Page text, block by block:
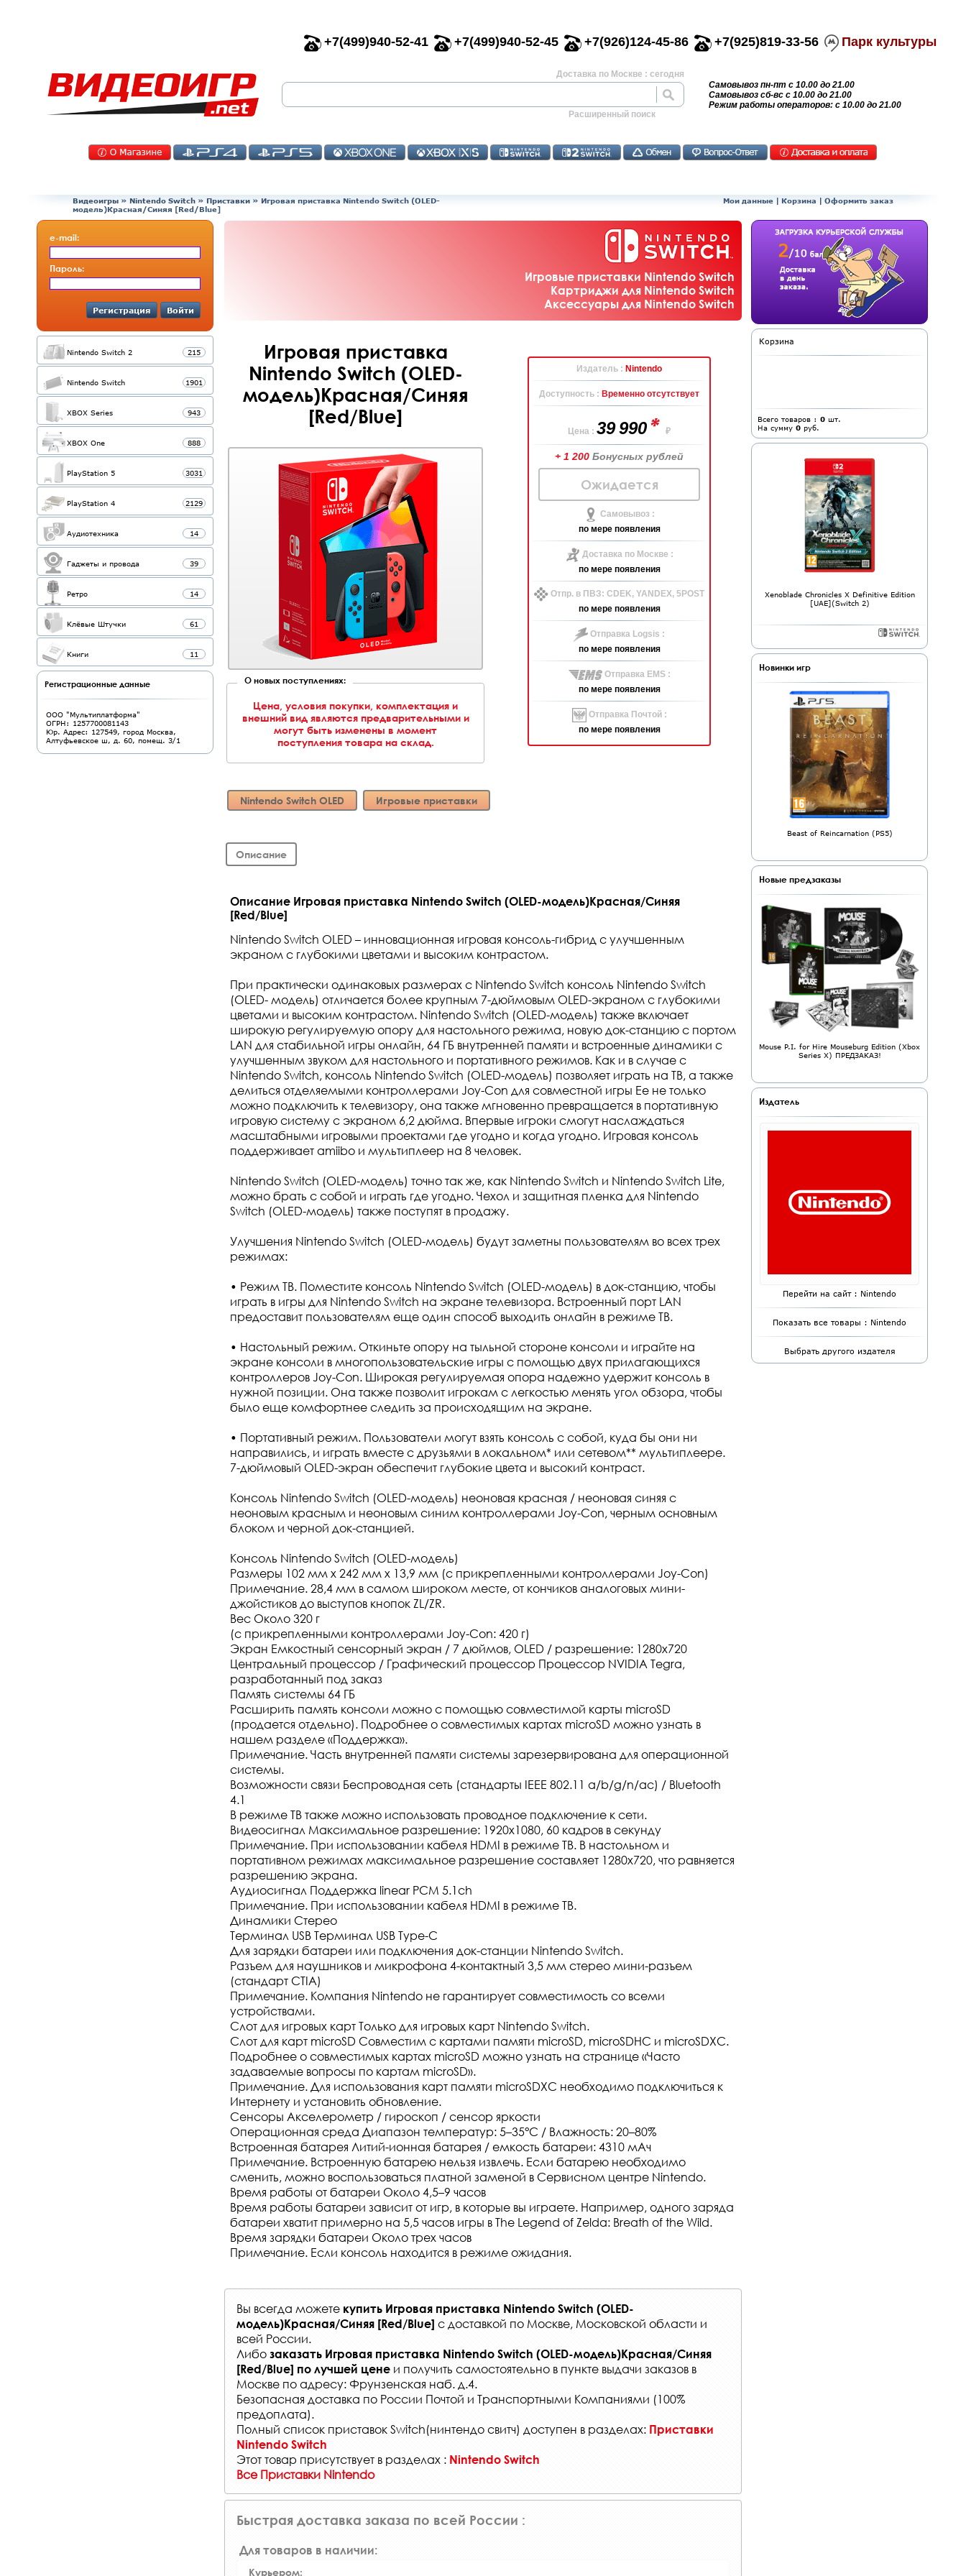
+7(499)940-52-41 +7(499)940-52-45 +7(926)124-45-86 +7(925)819-33-56 Парк культуры
Доставка по Москве : сегодня
Расширенный поиск
Самовывоз пн-пт с 10.00 до 21.00
Самовывоз сб-вс с 10.00 до 21.00
Режим работы операторов: с 10.00 до 21.00
Видеоигры » Nintendo Switch » Приставки » Игровая приставка Nintendo Switch (OLED-
модель)Красная/Синяя [Red/Blue]
Мои данные | Корзина | Оформить заказ
e-mail:
Пароль:
Регистрация Войти
Nintendo Switch 2 215
Nintendo Switch 1901
XBOX Series 943
XBOX One 888
PlayStation 5 3031
PlayStation 4 2129
Аудиотехника 14
Гаджеты и провода 39
Ретро 14
Клёвые Штучки 61
Книги 11
Регистрационные данные
ООО "Мультиплатформа"
ОГРН: 1257700081143
Юр. Адрес: 127549, город Москва,
Алтуфьевское ш, д. 60, помещ. 3/1
Игровые приставки Nintendo Switch
Картриджи для Nintendo Switch
Аксессуары для Nintendo Switch
Игровая приставка
Nintendo Switch (OLED-
модель)Красная/Синяя
[Red/Blue]
О новых поступлениях:
Цена, условия покупки, комплектация и
внешний вид являются предварительными и
могут быть изменены в момент
поступления товара на склад.
Издатель : Nintendo
Доступность : Временно отсутствует
Цена : 39 990* ₽
+ 1 200 Бонусных рублей
Ожидается
Самовывоз :
по мере появления
Доставка по Москве :
по мере появления
Отпр. в ПВЗ: CDEK, YANDEX, 5POST
по мере появления
Отправка Logsis :
по мере появления
Отправка EMS :
по мере появления
Отправка Почтой :
по мере появления
Nintendo Switch OLED Игровые приставки
Описание
Описание Игровая приставка Nintendo Switch (OLED-модель)Красная/Синяя
[Red/Blue]
Nintendo Switch OLED – инновационная игровая консоль-гибрид с улучшенным
экраном с глубокими цветами и высоким контрастом.
При практически одинаковых размерах с Nintendo Switch консоль Nintendo Switch
(OLED- модель) отличается более крупным 7-дюймовым OLED-экраном с глубокими
цветами и высоким контрастом. Nintendo Switch (OLED-модель) также включает
широкую регулируемую опору для настольного режима, новую док-станцию с портом
LAN для стабильной игры онлайн, 64 ГБ внутренней памяти и встроенные динамики с
улучшенным звуком для настольного и портативного режимов. Как и в случае с
Nintendo Switch, консоль Nintendo Switch (OLED-модель) позволяет играть на ТВ, а также
делиться отделяемыми контроллерами Joy-Con для совместной игры Ее не только
можно подключить к телевизору, она также мгновенно превращается в портативную
игровую систему с экраном 6,2 дюйма. Впервые игроки смогут наслаждаться
масштабными игровыми проектами где угодно и когда угодно. Игровая консоль
поддерживает amiibo и мультиплеер на 8 человек.
Nintendo Switch (OLED-модель) точно так же, как Nintendo Switch и Nintendo Switch Lite,
можно брать с собой и играть где угодно. Чехол и защитная пленка для Nintendo
Switch (OLED-модель) также поступят в продажу.
Улучшения Nintendo Switch (OLED-модель) будут заметны пользователям во всех трех
режимах:
• Режим ТВ. Поместите консоль Nintendo Switch (OLED-модель) в док-станцию, чтобы
играть в игры для Nintendo Switch на экране телевизора. Встроенный порт LAN
предоставит пользователям еще один способ выходить онлайн в режиме ТВ.
• Настольный режим. Откиньте опору на тыльной стороне консоли и играйте на
экране консоли в многопользовательские игры с помощью двух прилагающихся
контроллеров Joy-Con. Широкая регулируемая опора надежно удержит консоль в
нужной позиции. Она также позволит игрокам с легкостью менять угол обзора, чтобы
было еще комфортнее следить за происходящим на экране.
• Портативный режим. Пользователи могут взять консоль с собой, куда бы они ни
направились, и играть вместе с друзьями в локальном* или сетевом** мультиплеере.
7-дюймовый OLED-экран обеспечит глубокие цвета и высокий контраст.
Консоль Nintendo Switch (OLED-модель) неоновая красная / неоновая синяя с
неоновым красным и неоновым синим контроллерами Joy-Con, черным основным
блоком и черной док-станцией.
Консоль Nintendo Switch (OLED-модель)
Размеры 102 мм x 242 мм x 13,9 мм (с прикрепленными контроллерами Joy-Con)
Примечание. 28,4 мм в самом широком месте, от кончиков аналоговых мини-
джойстиков до выступов кнопок ZL/ZR.
Вес Около 320 г
(с прикрепленными контроллерами Joy-Con: 420 г)
Экран Емкостный сенсорный экран / 7 дюймов, OLED / разрешение: 1280x720
Центральный процессор / Графический процессор Процессор NVIDIA Tegra,
разработанный под заказ
Память системы 64 ГБ
Расширить память консоли можно с помощью совместимой карты microSD
(продается отдельно). Подробнее о совместимых картах microSD можно узнать в
нашем разделе «Поддержка».
Примечание. Часть внутренней памяти системы зарезервирована для операционной
системы.
Возможности связи Беспроводная сеть (стандарты IEEE 802.11 a/b/g/n/ac) / Bluetooth
4.1
В режиме ТВ также можно использовать проводное подключение к сети.
Видеосигнал Максимальное разрешение: 1920x1080, 60 кадров в секунду
Примечание. При использовании кабеля HDMI в режиме ТВ. В настольном и
портативном режимах максимальное разрешение составляет 1280x720, что равняется
разрешению экрана.
Аудиосигнал Поддержка linear PCM 5.1ch
Примечание. При использовании кабеля HDMI в режиме ТВ.
Динамики Стерео
Терминал USB Терминал USB Type-C
Для зарядки батареи или подключения док-станции Nintendo Switch.
Разъем для наушников и микрофона 4-контактный 3,5 мм стерео мини-разъем
(стандарт CTIA)
Примечание. Компания Nintendo не гарантирует совместимость со всеми
устройствами.
Слот для игровых карт Только для игровых карт Nintendo Switch.
Слот для карт microSD Совместим с картами памяти microSD, microSDHC и microSDXC.
Подробнее о совместимых картах microSD можно узнать на странице «Часто
задаваемые вопросы по картам microSD».
Примечание. Для использования карт памяти microSDXC необходимо подключиться к
Интернету и установить обновление.
Сенсоры Акселерометр / гироскоп / сенсор яркости
Операционная среда Диапазон температур: 5–35°C / Влажность: 20–80%
Встроенная батарея Литий-ионная батарея / емкость батареи: 4310 мАч
Примечание. Встроенную батарею нельзя извлечь. Если батарею необходимо
сменить, можно воспользоваться платной заменой в Сервисном центре Nintendo.
Время работы от батареи Около 4,5–9 часов
Время работы батареи зависит от игр, в которые вы играете. Например, одного заряда
батареи хватит примерно на 5,5 часов игры в The Legend of Zelda: Breath of the Wild.
Время зарядки батареи Около трех часов
Примечание. Если консоль находится в режиме ожидания.
Вы всегда можете купить Игровая приставка Nintendo Switch (OLED-
модель)Красная/Синяя [Red/Blue] с доставкой по Москве, Московской области и
всей России.
Либо заказать Игровая приставка Nintendo Switch (OLED-модель)Красная/Синяя
[Red/Blue] по лучшей цене и получить самостоятельно в пункте выдачи заказов в
Москве по адресу: Фрунзенская наб. д.4.
Безопасная доставка по России Почтой и Транспортными Компаниями (100%
предоплата).
Полный список приставок Switch(нинтендо свитч) доступен в разделах: Приставки
Nintendo Switch
Этот товар присутствует в разделах : Nintendo Switch
Все Приставки Nintendo
Быстрая доставка заказа по всей России :
Для товаров в наличии:
Курьером:
Корзина
Всего товаров : 0 шт.
На сумму 0 руб.
Xenoblade Chronicles X Definitive Edition
[UAE](Switch 2)
Новинки игр
Beast of Reincarnation (PS5)
Новые предзаказы
Mouse P.I. for Hire Mouseburg Edition (Xbox
Series X) ПРЕДЗАКАЗ!
Издатель
Перейти на сайт : Nintendo
Показать все товары : Nintendo
Выбрать другого издателя